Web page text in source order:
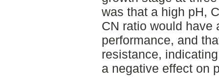
was that a high pH,
CN ratio would have
performance, and
resistance,
a negative effect on